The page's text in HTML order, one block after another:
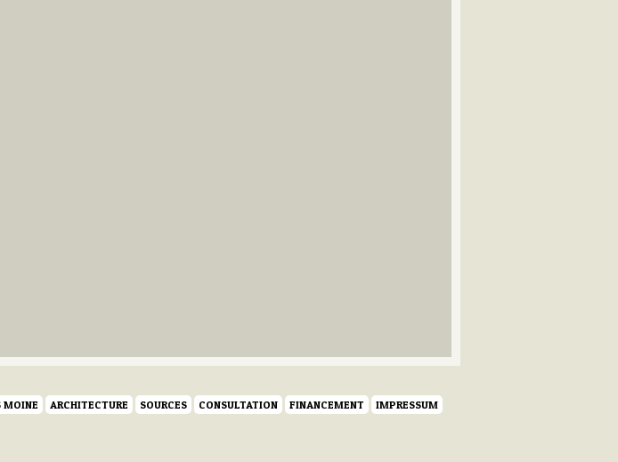
MOINE ARCHITECTURE SOURCES CONSULTATION FINANCEMENT IMPRESSUM